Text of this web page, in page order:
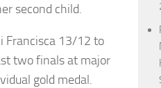
second child.
Francisca 13/12 to
two finals at major
gold medal.